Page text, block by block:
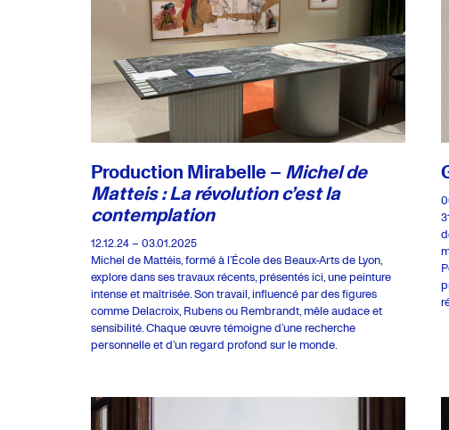
Production Mirabelle – Michel de
Matteis : La révolution c’est la
contemplation
12.12.24 – 03.01.2025
Michel de Mattéis, formé à l’École des Beaux-Arts de Lyon,
explore dans ses travaux récents, présentés ici, une peinture
intense et maîtrisée. Son travail, influencé par des figures
comme Delacroix, Rubens ou Rembrandt, mêle audace et
sensibilité. Chaque œuvre témoigne d’une recherche
personnelle et d’un regard profond sur le monde.